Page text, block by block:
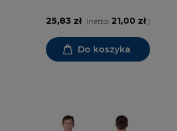
25,83 zł (netto: 21,00 zł)
Do koszyka